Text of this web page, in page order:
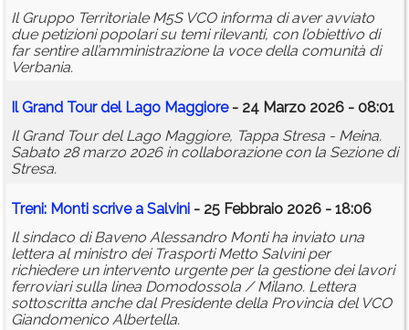
Il Gruppo Territoriale M5S VCO informa di aver avviato
due petizioni popolari su temi rilevanti, con l’obiettivo di
far sentire all’amministrazione la voce della comunità di
Verbania.
Il Grand Tour del Lago Maggiore- 24 Marzo 2026 - 08:01
Il Grand Tour del Lago Maggiore, Tappa Stresa - Meina.
Sabato 28 marzo 2026 in collaborazione con la Sezione di
Stresa.
Treni: Monti scrive a Salvini - 25 Febbraio 2026 - 18:06
Il sindaco di Baveno Alessandro Monti ha inviato una
lettera al ministro dei Trasporti Metto Salvini per
richiedere un intervento urgente per la gestione dei lavori
ferroviari sulla linea Domodossola / Milano. Lettera
sottoscritta anche dal Presidente della Provincia del VCO
Giandomenico Albertella.